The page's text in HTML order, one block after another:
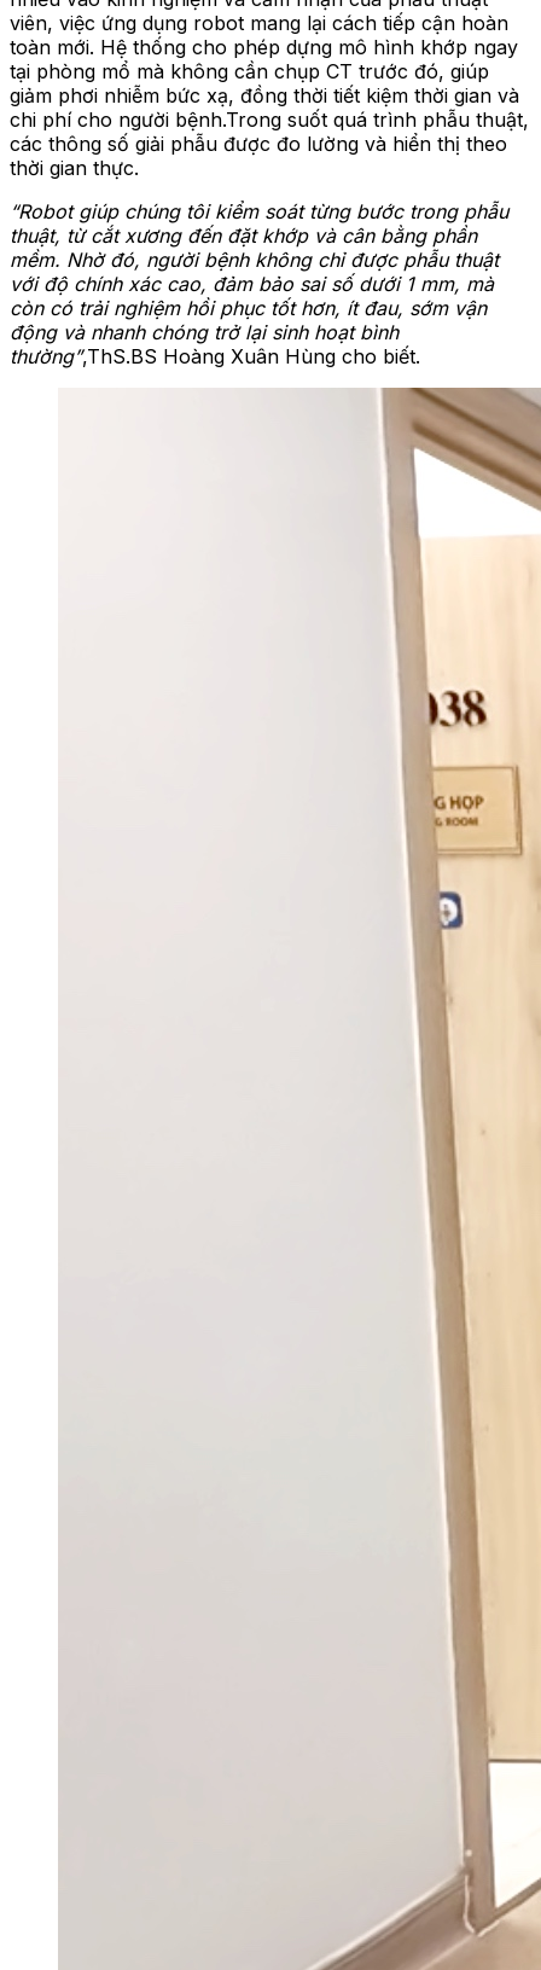
viên, việc ứng dụng robot mang lại cách tiếp cận hoàn
toàn mới. Hệ thống cho phép dựng mô hình khớp ngay
tại phòng mổ mà không cần chụp CT trước đó, giúp
giảm phơi nhiễm bức xạ, đồng thời tiết kiệm thời gian và
chi phí cho người bệnh.Trong suốt quá trình phẫu thuật,
các thông số giải phẫu được đo lường và hiển thị theo
thời gian thực.
“Robot giúp chúng tôi kiểm soát từng bước trong phẫu
thuật, từ cắt xương đến đặt khớp và cân bằng phần
mềm. Nhờ đó, người bệnh không chỉ được phẫu thuật
với độ chính xác cao, đảm bảo sai số dưới 1 mm, mà
còn có trải nghiệm hồi phục tốt hơn, ít đau, sớm vận
động và nhanh chóng trở lại sinh hoạt bình
thường”,ThS.BS Hoàng Xuân Hùng cho biết.